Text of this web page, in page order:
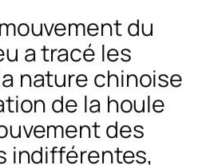
du
a tracé les
nature chinoise
de la houle
des
indifférentes,